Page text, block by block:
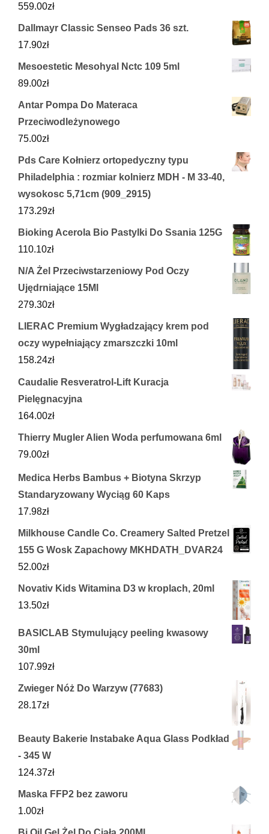
559.00zł
Dallmayr Classic Senseo Pads 36 szt.
17.90zł
Mesoestetic Mesohyal Nctc 109 5ml
89.00zł
Antar Pompa Do Materaca
Przeciwodleżynowego
75.00zł
Pds Care Kołnierz ortopedyczny typu
Philadelphia : rozmiar kolnierz MDH - M 33-40,
wysokosc 5,71cm (909_2915)
173.29zł
Bioking Acerola Bio Pastylki Do Ssania 125G
110.10zł
N/A Żel Przeciwstarzeniowy Pod Oczy
Ujędrniające 15Ml
279.30zł
LIERAC Premium Wygładzający krem pod
oczy wypełniający zmarszczki 10ml
158.24zł
Caudalie Resveratrol-Lift Kuracja
Pielęgnacyjna
164.00zł
Thierry Mugler Alien Woda perfumowana 6ml
79.00zł
Medica Herbs Bambus + Biotyna Skrzyp
Standaryzowany Wyciąg 60 Kaps
17.98zł
Milkhouse Candle Co. Creamery Salted Pretzel
155 G Wosk Zapachowy MKHDATH_DVAR24
52.00zł
Novativ Kids Witamina D3 w kroplach, 20ml
13.50zł
BASICLAB Stymulujący peeling kwasowy
30ml
107.99zł
Zwieger Nóż Do Warzyw (77683)
28.17zł
Beauty Bakerie Instabake Aqua Glass Podkład
- 345 W
124.37zł
Maska FFP2 bez zaworu
1.00zł